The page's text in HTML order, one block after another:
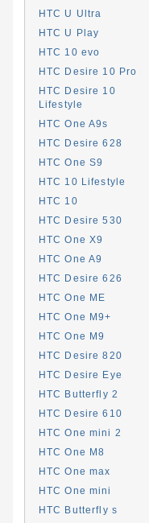
HTC U Ultra
HTC U Play
HTC 10 evo
HTC Desire 10 Pro
HTC Desire 10
Lifestyle
HTC One A9s
HTC Desire 628
HTC One S9
HTC 10 Lifestyle
HTC 10
HTC Desire 530
HTC One X9
HTC One A9
HTC Desire 626
HTC One ME
HTC One M9+
HTC One M9
HTC Desire 820
HTC Desire Eye
HTC Butterfly 2
HTC Desire 610
HTC One mini 2
HTC One M8
HTC One max
HTC One mini
HTC Butterfly s